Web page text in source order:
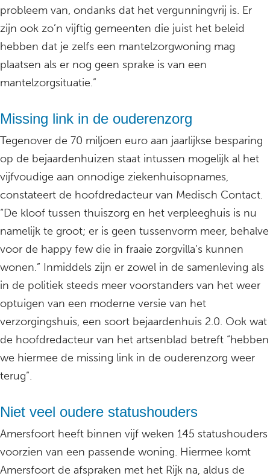
probleem van, ondanks dat het vergunningvrij is. Er
zijn ook zo’n vijftig gemeenten die juist het beleid
hebben dat je zelfs een mantelzorgwoning mag
plaatsen als er nog geen sprake is van een
mantelzorgsituatie.”
Missing link in de ouderenzorg
Tegenover de 70 miljoen euro aan jaarlijkse besparing
op de bejaardenhuizen staat intussen mogelijk al het
vijfvoudige aan onnodige ziekenhuisopnames,
constateert de hoofdredacteur van Medisch Contact.
“De kloof tussen thuiszorg en het verpleeghuis is nu
namelijk te groot; er is geen tussenvorm meer, behalve
voor de happy few die in fraaie zorgvilla’s kunnen
wonen.” Inmiddels zijn er zowel in de samenleving als
in de politiek steeds meer voorstanders van het weer
optuigen van een moderne versie van het
verzorgingshuis, een soort bejaardenhuis 2.0. Ook wat
de hoofdredacteur van het artsenblad betreft “hebben
we hiermee de missing link in de ouderenzorg weer
terug”.
Niet veel oudere statushouders
Amersfoort heeft binnen vijf weken 145 statushouders
voorzien van een passende woning. Hiermee komt
Amersfoort de afspraken met het Rijk na, aldus de